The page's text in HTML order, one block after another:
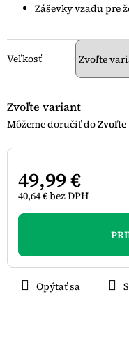
Veľkosť
Zvoľte variant
49,99 €
40,64 € bez DPH
Jednotková
Záševky vzadu pre
Opýtať sa